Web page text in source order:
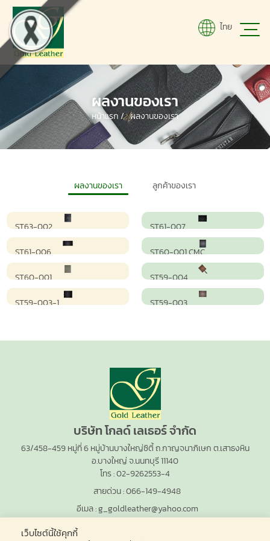
ไทย
ผลงานของเรา
หน้าแรก/ ผลงานของเรา
ผลงานของเรา ลูกค้าของเรา
ST63-002
ST61-007
ST61-006
ST60-001 CMC
ST60-001
ST59-004
ST59-003-1
ST59-003
บริษัท โกลด์ เลเธอร์ จำกัด
63/458-459 หมู่ที่ 6 หมู่บ้านบางใหญ่ซิตี้ ถ.กาญจนาภิเษก ต.เสาธงหิน
อ.บางใหญ่ จ.นนทบุรี 11140
โทร :02-9262553-4
สายด่วน :066-149-4948
อีเมล :g_goldleather@yahoo.com
เว็บไซต์นี้ใช้คุกกี้